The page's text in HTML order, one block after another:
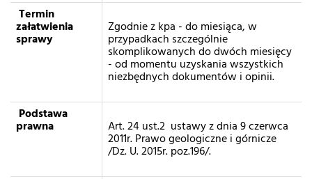
Termin
załatwienia
sprawy
Zgodnie z kpa - do miesiąca, w
przypadkach szczególnie
skomplikowanych do dwóch miesięcy
- od momentu uzyskania wszystkich
niezbędnych dokumentów i opinii.
Podstawa
prawna Art. 24 ust.2 ustawy z dnia 9 czerwca
2011r. Prawo geologiczne i górnicze
/Dz. U. 2015r. poz.196/.